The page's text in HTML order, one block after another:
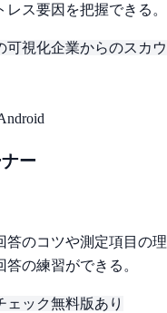
ス要因を把握できる。
可視化企業からのスカウ
ー
答のコツや測定項目の理
の練習ができる。
ェック無料版あり